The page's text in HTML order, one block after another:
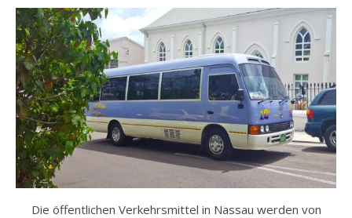
Die öffentlichen Verkehrsmittel in Nassau werden von